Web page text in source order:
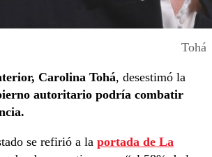
Tohá
Carolina Tohá, desestimó la
autoritario podría combatir
se refirió a la portada de La